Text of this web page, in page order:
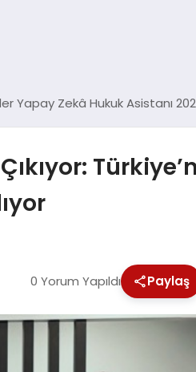
Yapay Zekâ Hukuk Asistanı
0 Yorum Yapıldı Paylaş